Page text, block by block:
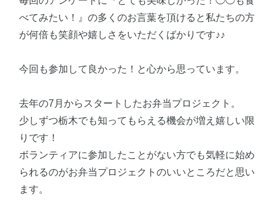
べてみたい！』の多くのお言葉を頂けると私たちの方
が何倍も笑顔や嬉しさをいただくばかりです♪♪
今回も参加して良かった！と心から思っています。
去年の7月からスタートしたお弁当プロジェクト。
少しずつ栃木でも知ってもらえる機会が増え嬉しい限
りです！
ボランティアに参加したことがない方でも気軽に始め
られるのがお弁当プロジェクトのいいところだと思い
ます。